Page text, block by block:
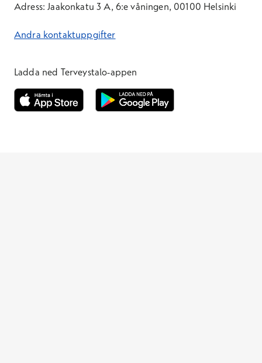
Adress: Jaakonkatu 3 A, 6:e våningen, 00100 Helsinki
Andra kontaktuppgifter
Ladda ned Terveystalo-appen